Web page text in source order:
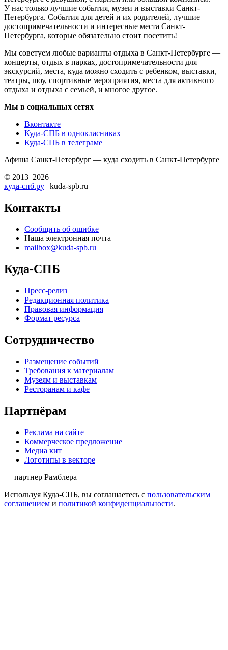
У нас только лучшие события, музеи и выставки Санкт-
Петербурга. События для детей и их родителей, лучшие
достопримечательности и интересные места Санкт-
Петербурга, которые обязательно стоит посетить!
Мы советуем любые варианты отдыха в Санкт-Петербурге —
концерты, отдых в парках, достопримечательности для
экскурсий, места, куда можно сходить с ребенком, выставки,
театры, шоу, спортивные мероприятия, места для активного
отдыха и отдыха с семьей, и многое другое.
Мы в социальных сетях
Вконтакте
Куда-СПБ в однокласниках
Куда-СПБ в телеграме
Афиша Санкт-Петербург — куда сходить в Санкт-Петербурге
© 2013–2026
куда-спб.ру | kuda-spb.ru
Контакты
Сообщить об ошибке
Наша электронная почта
mailbox@kuda-spb.ru
Куда-СПБ
Пресс-релиз
Редакционная политика
Правовая информация
Формат ресурса
Сотрудничество
Размещение событий
Требования к материалам
Музеям и выставкам
Ресторанам и кафе
Партнёрам
Реклама на сайте
Коммерческое предложение
Медиа кит
Логотипы в векторе
— партнер Рамблера
Используя Куда-СПБ, вы соглашаетесь с пользовательским
соглашением и политикой конфиденциальности.